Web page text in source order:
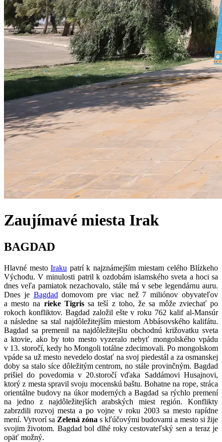
Zaujímavé miesta Irak
BAGDAD
Hlavné mesto Iraku patrí k najznámejším miestam celého Blízkeho
Východu. V minulosti patril k ozdobám islamského sveta a hoci sa
dnes veľa pamiatok nezachovalo, stále má v sebe legendárnu auru.
Dnes je Bagdad domovom pre viac než 7 miliónov obyvateľov
a mesto na rieke Tigrissa teší z toho, že sa môže zviechať po
rokoch konfliktov. Bagdad založil ešte v roku 762 kalif al-Mansúr
a následne sa stal najdôležitejším miestom Abbásovského kalifátu.
Bagdad sa premenil na najdôležitejšiu obchodnú križovatku sveta
a ktovie, ako by toto mesto vyzeralo nebyť mongolského vpádu
v 13. storočí, kedy ho Mongoli totálne zdecimovali. Po mongolskom
vpáde sa už mesto nevedelo dostať na svoj piedestál a za osmanskej
doby sa stalo síce dôležitým centrom, no stále provinčným. Bagdad
prišiel do povedomia v 20.storočí vďaka Saddámovi Husajnovi,
ktorý z mesta spravil svoju mocenskú baštu. Bohatne na rope, stráca
orientálne budovy na úkor moderných a Bagdad sa rýchlo premení
na jedno z najdôležitejších arabských miest región. Konflikty
zabrzdili rozvoj mesta a po vojne v roku 2003 sa mesto rapídne
mení. Vytvorí sa Zelená zóna s kľúčovými budovami a mesto si žije
svojim životom. Bagdad bol dlhé roky cestovateľský sen a teraz je
opäť možný.